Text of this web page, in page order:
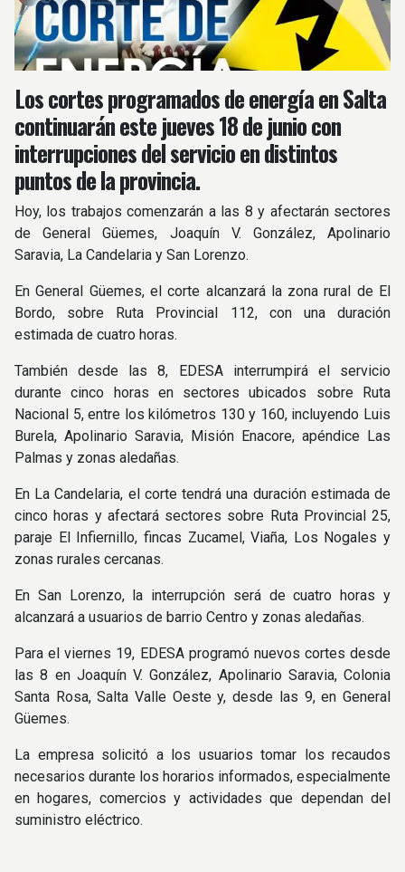
Los cortes programados de energía en Salta
continuarán este jueves 18 de junio con
interrupciones del servicio en distintos
puntos de la provincia.
Hoy, los trabajos comenzarán a las 8 y afectarán sectores
de General Güemes, Joaquín V. González, Apolinario
Saravia, La Candelaria y San Lorenzo.
En General Güemes, el corte alcanzará la zona rural de El
Bordo, sobre Ruta Provincial 112, con una duración
estimada de cuatro horas.
También desde las 8, EDESA interrumpirá el servicio
durante cinco horas en sectores ubicados sobre Ruta
Nacional 5, entre los kilómetros 130 y 160, incluyendo Luis
Burela, Apolinario Saravia, Misión Enacore, apéndice Las
Palmas y zonas aledañas.
En La Candelaria, el corte tendrá una duración estimada de
cinco horas y afectará sectores sobre Ruta Provincial 25,
paraje El Infiernillo, fincas Zucamel, Viaña, Los Nogales y
zonas rurales cercanas.
En San Lorenzo, la interrupción será de cuatro horas y
alcanzará a usuarios de barrio Centro y zonas aledañas.
Para el viernes 19, EDESA programó nuevos cortes desde
las 8 en Joaquín V. González, Apolinario Saravia, Colonia
Santa Rosa, Salta Valle Oeste y, desde las 9, en General
Güemes.
La empresa solicitó a los usuarios tomar los recaudos
necesarios durante los horarios informados, especialmente
en hogares, comercios y actividades que dependan del
suministro eléctrico.